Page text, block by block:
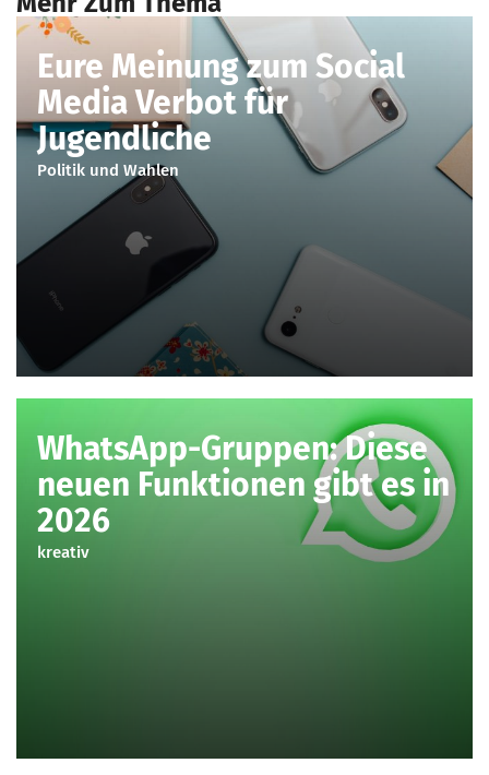
Eure Meinung zum Social
Media Verbot für
Jugendliche
Politik und Wahlen
WhatsApp-Gruppen: Diese
neuen Funktionen gibt es in
2026
kreativ